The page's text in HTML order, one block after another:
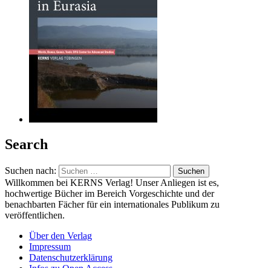
Search
Suchen nach:
Willkommen bei KERNS Verlag! Unser Anliegen ist es,
hochwertige Bücher im Bereich Vorgeschichte und der
benachbarten Fächer für ein internationales Publikum zu
veröffentlichen.
Über den Verlag
Impressum
Datenschutzerklärung